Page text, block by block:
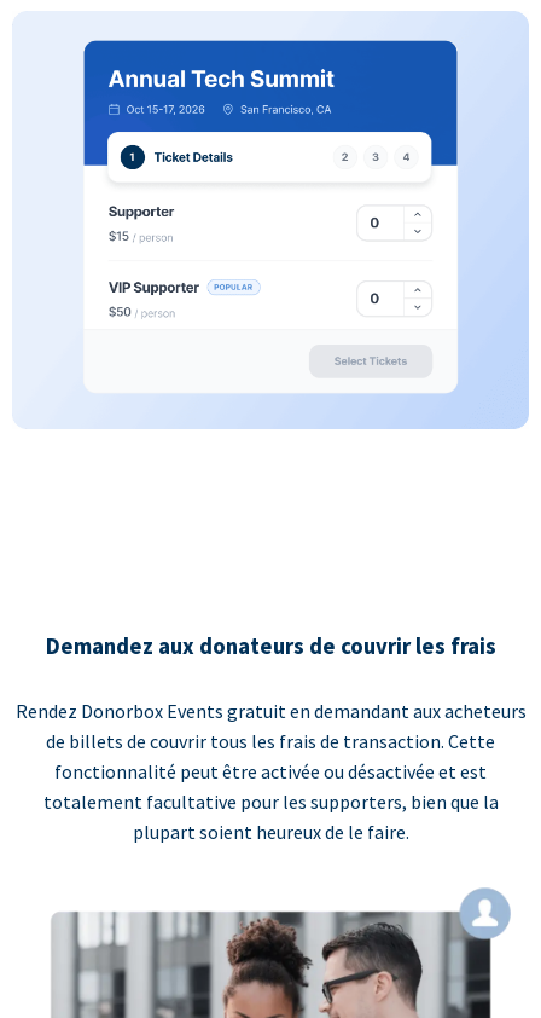
Demandez aux donateurs de couvrir les frais
Rendez Donorbox Events gratuit en demandant aux acheteurs
de billets de couvrir tous les frais de transaction. Cette
fonctionnalité peut être activée ou désactivée et est
totalement facultative pour les supporters, bien que la
plupart soient heureux de le faire.